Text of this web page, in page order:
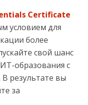
Certificate
условием для
более
свой шанс
образования с
результате вы
за